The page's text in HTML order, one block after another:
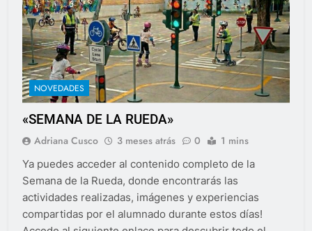
NOVEDADES
«SEMANA DE LA RUEDA»
Adriana Cusco 3 meses atrás 0 1 mins
Ya puedes acceder al contenido completo de la
Semana de la Rueda, donde encontrarás las
actividades realizadas, imágenes y experiencias
compartidas por el alumnado durante estos días!